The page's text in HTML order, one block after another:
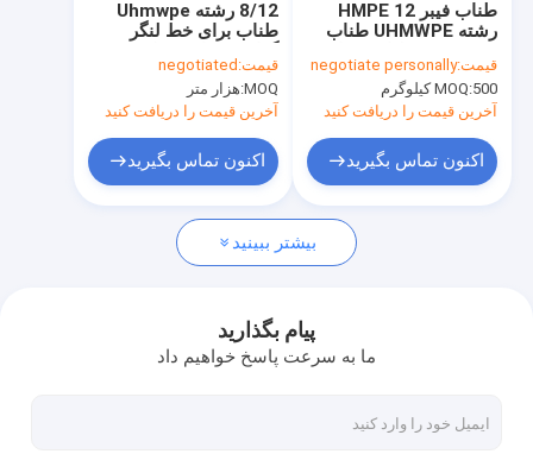
با ما تماس بگیرید
طناب ترکیبی زمین بازی
طناب سیمی ترکیبی
8/12 رشته Uhmwpe
طناب برای خط لنگر
بالا مقاومت شکستن ضد
UV پوشش
قیمت: negotiated
MOQ: هزار متر
آخرین قیمت را دریافت کنید
اکنون تماس بگیرید
طناب فیبر HMPE 12
رشته UHMWPE طناب
قیمت:negotiate personally
MOQ:500 کیلوگرم
آخرین قیمت را دریافت کنید
اکنون تماس بگیرید
بیشتر ببینید
پیام بگذارید
ما به سرعت پاسخ خواهیم داد